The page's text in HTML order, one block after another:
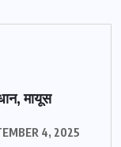
मायूस
4, 2025